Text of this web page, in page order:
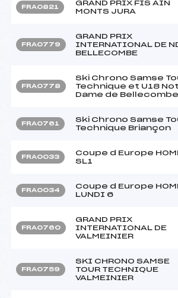
FRA0821
GRAND PRIX FIS AIN
MONTS JURA
FRA0779
GRAND PRIX
INTERNATIONAL DE
BELLECOMBE
FRA0778
Ski Chrono Samse
Technique et U18
Dame de Bellecombe
FRA0761
Ski Chrono Samse
Technique Briançon
FRA0033
Coupe d Europe
SL1
FRA0034
Coupe d Europe
LUNDI 6
FRA0760
GRAND PRIX
INTERNATIONAL DE
VALMEINIER
FRA0759
SKI CHRONO SAMSE
TOUR TECHNIQUE
VALMEINIER